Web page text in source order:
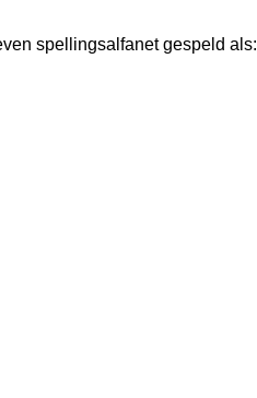
spellingsalfanet gespeld als: